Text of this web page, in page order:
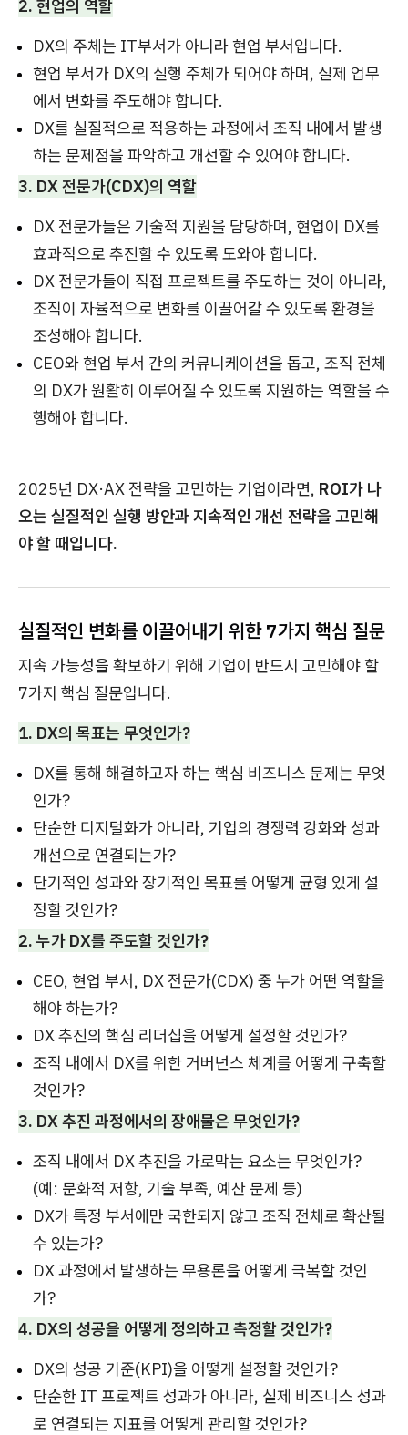
2. 현업의 역할
DX의 주체는 IT부서가 아니라 현업 부서입니다.
현업 부서가 DX의 실행 주체가 되어야 하며, 실제 업무
에서 변화를 주도해야 합니다.
DX를 실질적으로 적용하는 과정에서 조직 내에서 발생
하는 문제점을 파악하고 개선할 수 있어야 합니다.
3. DX 전문가(CDX)의 역할
DX 전문가들은 기술적 지원을 담당하며, 현업이 DX를
효과적으로 추진할 수 있도록 도와야 합니다.
DX 전문가들이 직접 프로젝트를 주도하는 것이 아니라,
조직이 자율적으로 변화를 이끌어갈 수 있도록 환경을
조성해야 합니다.
CEO와 현업 부서 간의 커뮤니케이션을 돕고, 조직 전체
의 DX가 원활히 이루어질 수 있도록 지원하는 역할을 수
행해야 합니다.
2025년 DX·AX 전략을 고민하는 기업이라면, ROI가 나
오는 실질적인 실행 방안과 지속적인 개선 전략을 고민해
야 할 때입니다.
실질적인 변화를 이끌어내기 위한 7가지 핵심 질문
지속 가능성을 확보하기 위해 기업이 반드시 고민해야 할
7가지 핵심 질문입니다.
1. DX의 목표는 무엇인가?
DX를 통해 해결하고자 하는 핵심 비즈니스 문제는 무엇
인가?
단순한 디지털화가 아니라, 기업의 경쟁력 강화와 성과
개선으로 연결되는가?
단기적인 성과와 장기적인 목표를 어떻게 균형 있게 설
정할 것인가?
2. 누가 DX를 주도할 것인가?
CEO, 현업 부서, DX 전문가(CDX) 중 누가 어떤 역할을
해야 하는가?
DX 추진의 핵심 리더십을 어떻게 설정할 것인가?
조직 내에서 DX를 위한 거버넌스 체계를 어떻게 구축할
것인가?
3. DX 추진 과정에서의 장애물은 무엇인가?
조직 내에서 DX 추진을 가로막는 요소는 무엇인가?
(예: 문화적 저항, 기술 부족, 예산 문제 등)
DX가 특정 부서에만 국한되지 않고 조직 전체로 확산될
수 있는가?
DX 과정에서 발생하는 무용론을 어떻게 극복할 것인
가?
4. DX의 성공을 어떻게 정의하고 측정할 것인가?
DX의 성공 기준(KPI)을 어떻게 설정할 것인가?
단순한 IT 프로젝트 성과가 아니라, 실제 비즈니스 성과
로 연결되는 지표를 어떻게 관리할 것인가?